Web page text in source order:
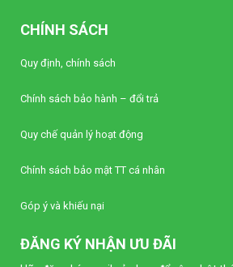
CHÍNH SÁCH
Quy định, chính sách
Chính sách bảo hành – đổi trả
Quy chế quản lý hoạt động
Chính sách bảo mật TT cá nhân
Góp ý và khiếu nại
ĐĂNG KÝ NHẬN ƯU ĐÃI